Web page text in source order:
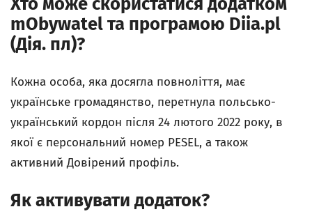
mObywatel та програмою Diia.pl
(Дія. пл)?
Кожна особа, яка досягла повноліття, має
українське громадянство, перетнула польсько-
український кордон після 24 лютого 2022 року, в
якої є персональний номер PESEL, а також
активний Довірений профіль.
Як активувати додаток?